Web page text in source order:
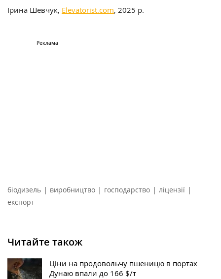
Ірина Шевчук, Elevatorist.com, 2025 р.
біодизель | виробництво | господарство | ліцензії |
експорт
Читайте також
Ціни на продовольчу пшеницю в портах
Дунаю впали до 166 $/т